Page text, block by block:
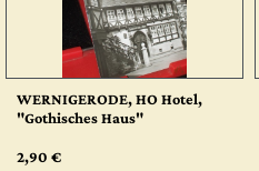
WERNIGERODE, HO Hotel,
"Gothisches Haus"
2,90 €